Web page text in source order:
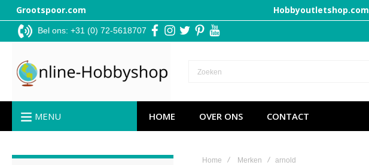
Grootspoor.com Hobbyoutletshop.com
Bel ons: +31 (0) 72-5618707 facebook
instagram
twitterpinterest
youtube
MENU HOME OVER ONS CONTACT
Home Merken arnold